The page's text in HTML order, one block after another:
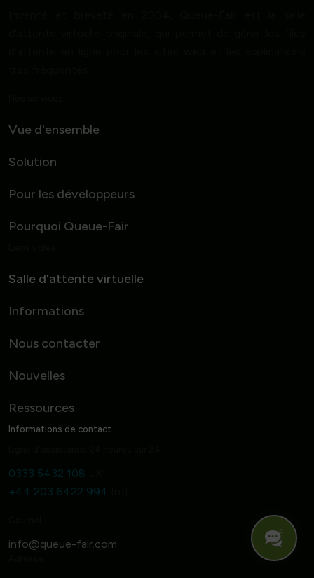
Vue d'ensemble
Solution
Pour les développeurs
Pourquoi Queue-Fair
Salle d'attente virtuelle
Informations
Nous contacter
Nouvelles
Ressources
Informations de contact
0333 5432 108
+44 203 6422 994